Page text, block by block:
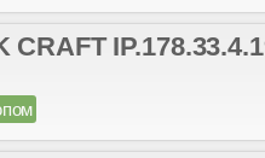
CRAFT